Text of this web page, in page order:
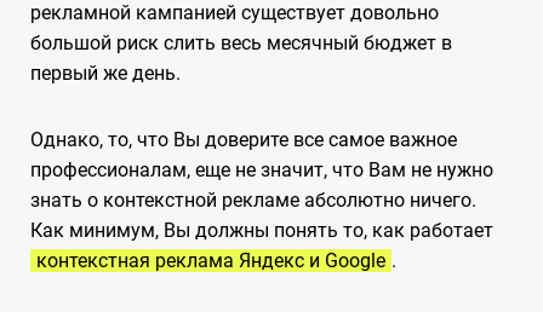
рекламной кампанией существует довольно
большой риск слить весь месячный бюджет в
первый же день.
Однако, то, что Вы доверите все самое важное
профессионалам, еще не значит, что Вам не нужно
знать о контекстной рекламе абсолютно ничего.
Как минимум, Вы должны понять то, как работает
контекстная реклама Яндекс и Googlе .